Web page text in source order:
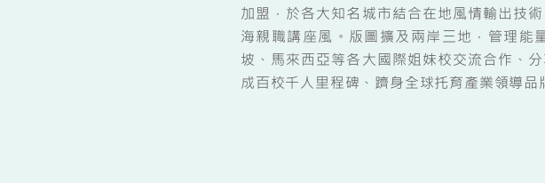
加盟，於各大知名城市結合在地風情輸出技
海親職講座風。版圖擴及兩岸三地，管理能
坡、馬來西亞等各大國際姐妹校交流合作、
成百校千人里程碑、躋身全球托育產業領導品